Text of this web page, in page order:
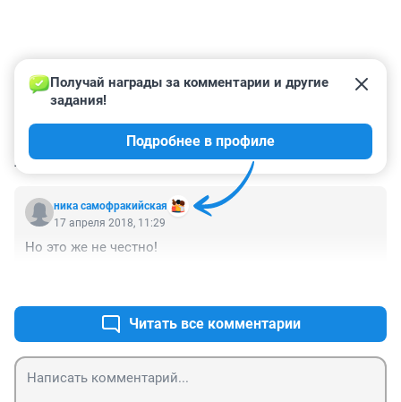
КОММЕНТАРИИ 1
ника самофракийская
Получай награды за комментарии и другие
задания!
Подробнее в профиле
17 апреля 2018, 11:29
Но это же не честно!
Читать все комментарии